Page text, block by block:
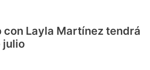
con Layla Martínez tendrá
julio